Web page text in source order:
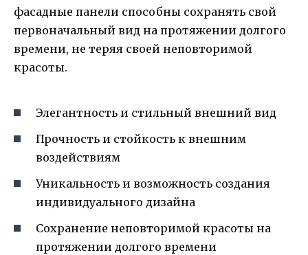
фасадные панели способны сохранять свой
первоначальный вид на протяжении долгого
времени, не теряя своей неповторимой
красоты.
Элегантность и стильный внешний вид
Прочность и стойкость к внешним
воздействиям
Уникальность и возможность создания
индивидуального дизайна
Сохранение неповторимой красоты на
протяжении долгого времени